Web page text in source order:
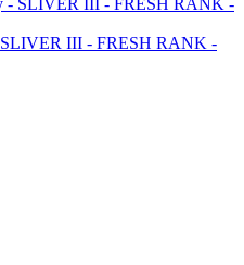
SLIVER III - FRESH RANK -